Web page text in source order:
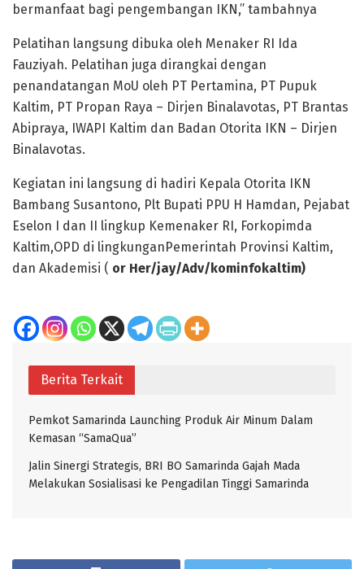
bermanfaat bagi pengembangan IKN,” tambahnya
Pelatihan langsung dibuka oleh Menaker RI Ida
Fauziyah. Pelatihan juga dirangkai dengan
penandatangan MoU oleh PT Pertamina, PT Pupuk
Kaltim, PT Propan Raya – Dirjen Binalavotas, PT Brantas
Abipraya, IWAPI Kaltim dan Badan Otorita IKN – Dirjen
Binalavotas.
Kegiatan ini langsung di hadiri Kepala Otorita IKN
Bambang Susantono, Plt Bupati PPU H Hamdan, Pejabat
Eselon I dan II lingkup Kemenaker RI, Forkopimda
Kaltim,OPD di lingkunganPemerintah Provinsi Kaltim,
dan Akademisi ( or Her/jay/Adv/kominfokaltim)
Berita Terkait
Pemkot Samarinda Launching Produk Air Minum Dalam
Kemasan “SamaQua”
Jalin Sinergi Strategis, BRI BO Samarinda Gajah Mada
Melakukan Sosialisasi ke Pengadilan Tinggi Samarinda